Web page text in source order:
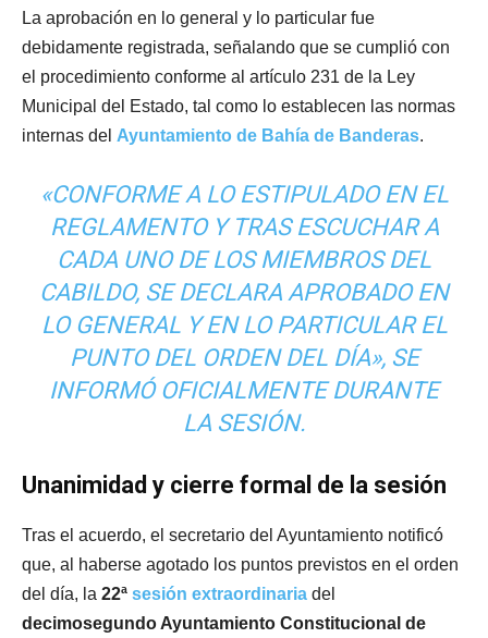
La aprobación en lo general y lo particular fue
debidamente registrada, señalando que se cumplió con
el procedimiento conforme al artículo 231 de la Ley
Municipal del Estado, tal como lo establecen las normas
internas del Ayuntamiento de Bahía de Banderas.
«CONFORME A LO ESTIPULADO EN EL
REGLAMENTO Y TRAS ESCUCHAR A
CADA UNO DE LOS MIEMBROS DEL
CABILDO, SE DECLARA APROBADO EN
LO GENERAL Y EN LO PARTICULAR EL
PUNTO DEL ORDEN DEL DÍA», SE
INFORMÓ OFICIALMENTE DURANTE
LA SESIÓN.
Unanimidad y cierre formal de la sesión
Tras el acuerdo, el secretario del Ayuntamiento notificó
que, al haberse agotado los puntos previstos en el orden
del día, la 22ª sesión extraordinaria del
decimosegundo Ayuntamiento Constitucional de